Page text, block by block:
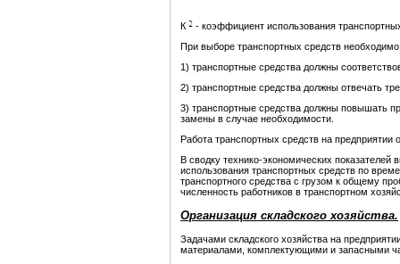
К
- коэффициент использования
При выборе транспортных средств
1) транспортные средства должны
2) транспортные средства должны отвечать
3) транспортные средства должны повышать
замены в случае необходимости.
Работа транспортных средств на
В сводку технико-экономических
использования транспортных средств по
транспортного средства с грузом к общему
численность работников в транспортном
Организация складского хозяйства.
Задачами складского хозяйства на
материалами, комплектующими и запасными